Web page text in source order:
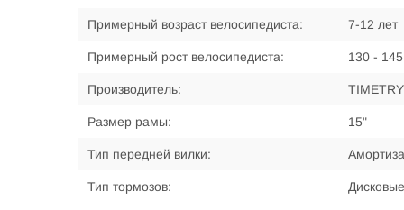
Примерный возраст велосипедиста: 7-12 лет
Примерный рост велосипедиста: 130 -
Производитель: TIMETRY
Размер рамы: 15"
Тип передней вилки:
Тип тормозов: Дисковые